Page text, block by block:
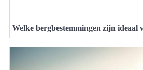
Welke bergbestemmingen zijn ideaal